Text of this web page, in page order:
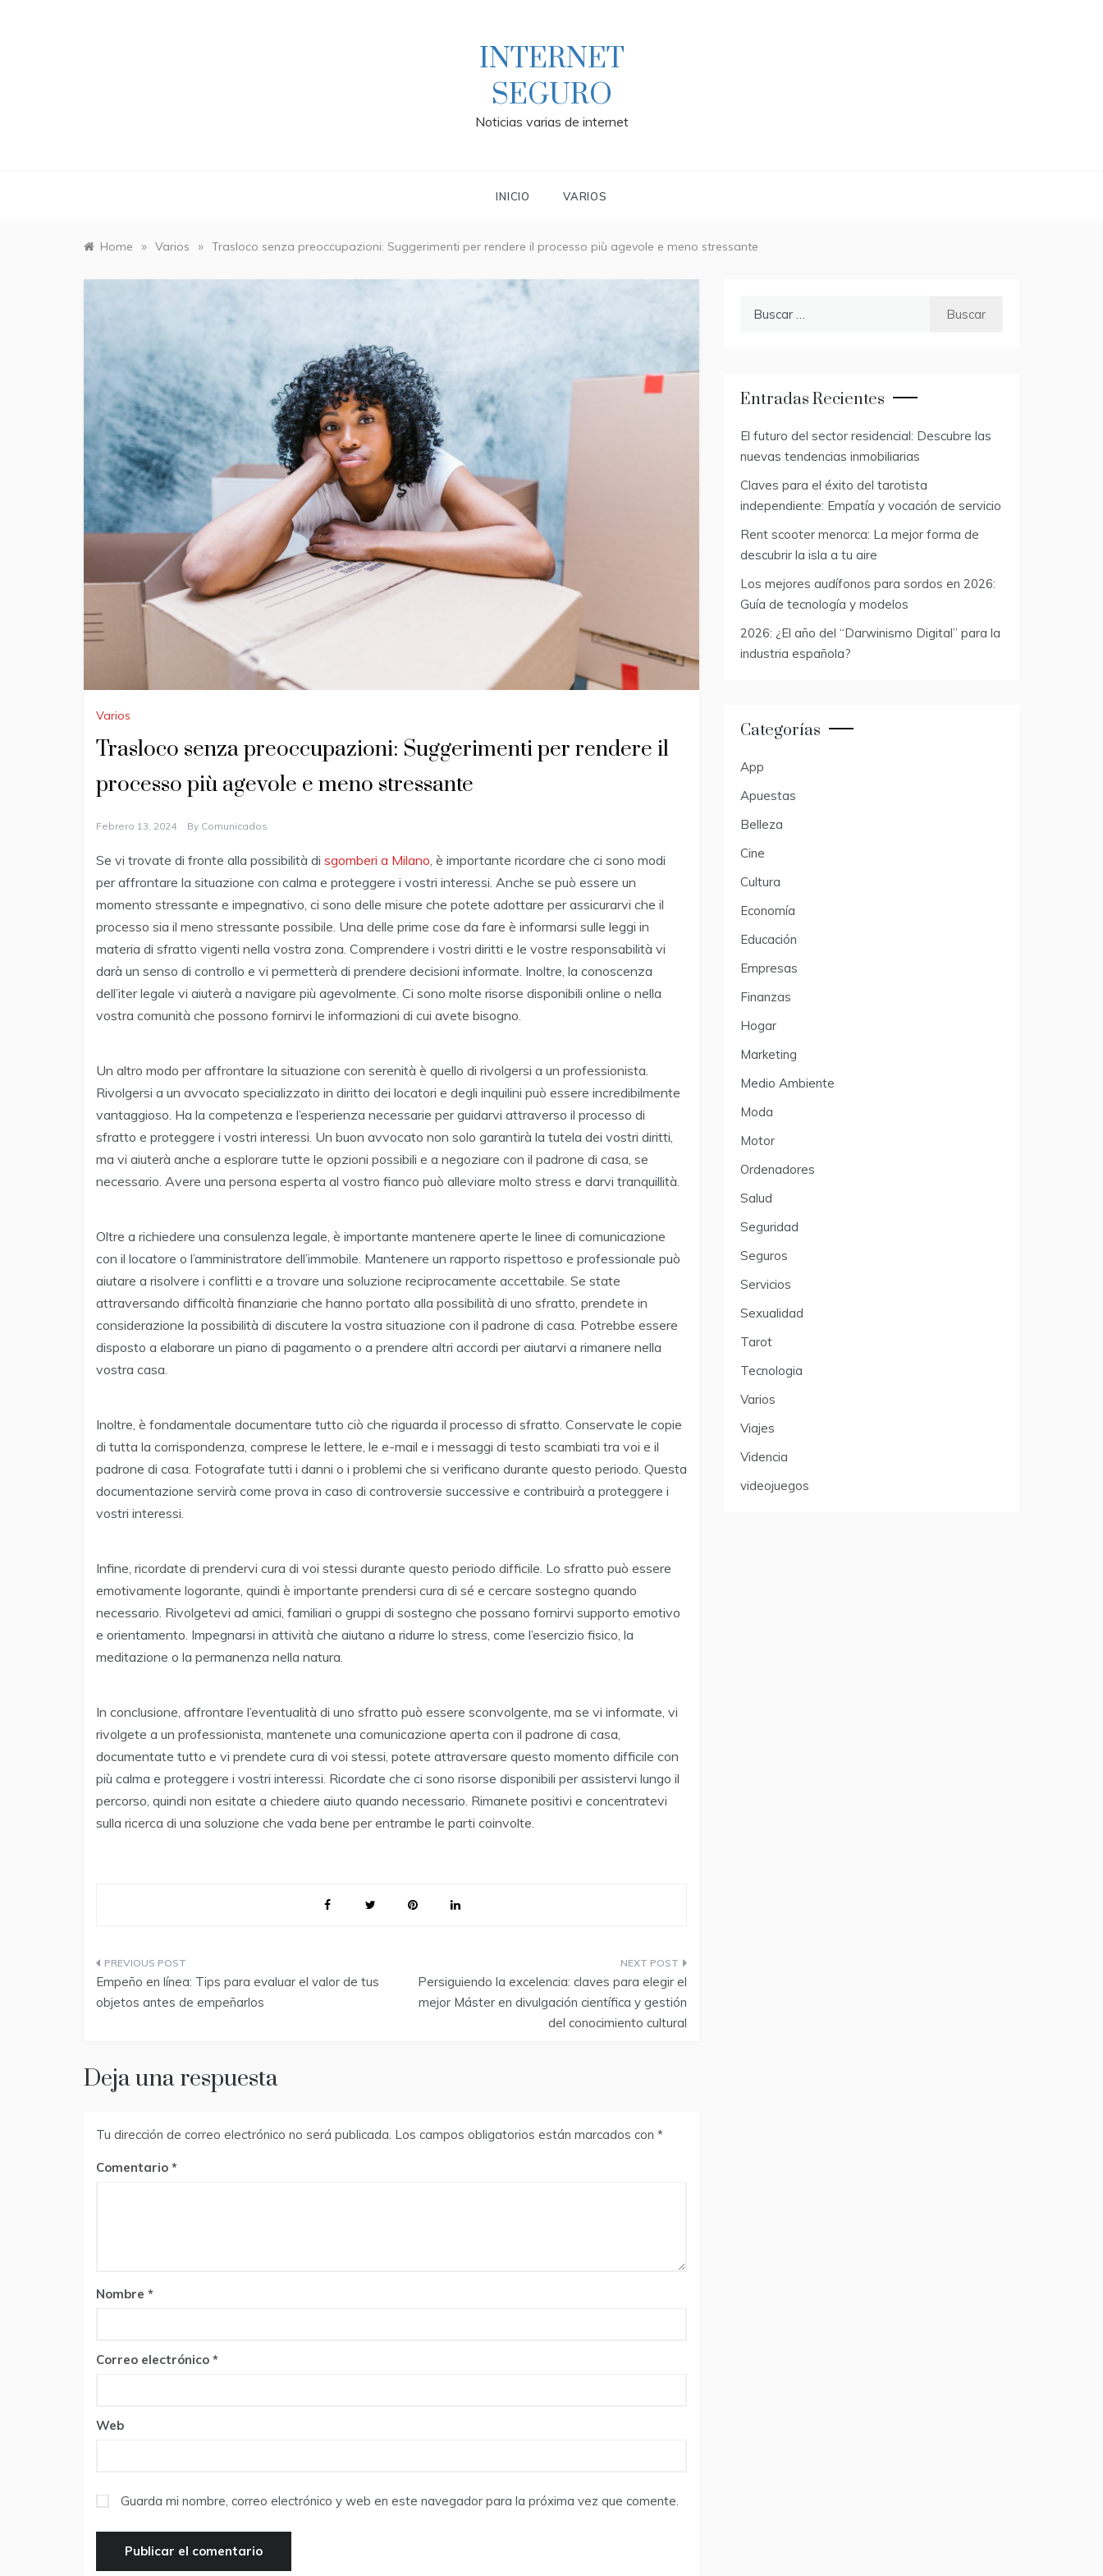
INTERNET
SEGURO
Noticias varias de internet
INICIO VARIOS
Home » Varios » Trasloco senza preoccupazioni: Suggerimenti per rendere il processo più agevole e meno stressante
Varios
Trasloco senza preoccupazioni: Suggerimenti per rendere il
processo più agevole e meno stressante
Febrero 13, 2024 By Comunicados
Se vi trovate di fronte alla possibilità di sgomberi a Milano, è importante ricordare che ci sono modi
per affrontare la situazione con calma e proteggere i vostri interessi. Anche se può essere un
momento stressante e impegnativo, ci sono delle misure che potete adottare per assicurarvi che il
processo sia il meno stressante possibile. Una delle prime cose da fare è informarsi sulle leggi in
materia di sfratto vigenti nella vostra zona. Comprendere i vostri diritti e le vostre responsabilità vi
darà un senso di controllo e vi permetterà di prendere decisioni informate. Inoltre, la conoscenza
dell’iter legale vi aiuterà a navigare più agevolmente. Ci sono molte risorse disponibili online o nella
vostra comunità che possono fornirvi le informazioni di cui avete bisogno.
Un altro modo per affrontare la situazione con serenità è quello di rivolgersi a un professionista.
Rivolgersi a un avvocato specializzato in diritto dei locatori e degli inquilini può essere incredibilmente
vantaggioso. Ha la competenza e l’esperienza necessarie per guidarvi attraverso il processo di
sfratto e proteggere i vostri interessi. Un buon avvocato non solo garantirà la tutela dei vostri diritti,
ma vi aiuterà anche a esplorare tutte le opzioni possibili e a negoziare con il padrone di casa, se
necessario. Avere una persona esperta al vostro fianco può alleviare molto stress e darvi tranquillità.
Oltre a richiedere una consulenza legale, è importante mantenere aperte le linee di comunicazione
con il locatore o l’amministratore dell’immobile. Mantenere un rapporto rispettoso e professionale può
aiutare a risolvere i conflitti e a trovare una soluzione reciprocamente accettabile. Se state
attraversando difficoltà finanziarie che hanno portato alla possibilità di uno sfratto, prendete in
considerazione la possibilità di discutere la vostra situazione con il padrone di casa. Potrebbe essere
disposto a elaborare un piano di pagamento o a prendere altri accordi per aiutarvi a rimanere nella
vostra casa.
Inoltre, è fondamentale documentare tutto ciò che riguarda il processo di sfratto. Conservate le copie
di tutta la corrispondenza, comprese le lettere, le e-mail e i messaggi di testo scambiati tra voi e il
padrone di casa. Fotografate tutti i danni o i problemi che si verificano durante questo periodo. Questa
documentazione servirà come prova in caso di controversie successive e contribuirà a proteggere i
vostri interessi.
Infine, ricordate di prendervi cura di voi stessi durante questo periodo difficile. Lo sfratto può essere
emotivamente logorante, quindi è importante prendersi cura di sé e cercare sostegno quando
necessario. Rivolgetevi ad amici, familiari o gruppi di sostegno che possano fornirvi supporto emotivo
e orientamento. Impegnarsi in attività che aiutano a ridurre lo stress, come l’esercizio fisico, la
meditazione o la permanenza nella natura.
In conclusione, affrontare l’eventualità di uno sfratto può essere sconvolgente, ma se vi informate, vi
rivolgete a un professionista, mantenete una comunicazione aperta con il padrone di casa,
documentate tutto e vi prendete cura di voi stessi, potete attraversare questo momento difficile con
più calma e proteggere i vostri interessi. Ricordate che ci sono risorse disponibili per assistervi lungo il
percorso, quindi non esitate a chiedere aiuto quando necessario. Rimanete positivi e concentratevi
sulla ricerca di una soluzione che vada bene per entrambe le parti coinvolte.
Navegación
de
Empeño en línea: Tips para evaluar el valor de tus
objetos antes de empeñarlos
Persiguiendo la excelencia: claves para elegir el
mejor Máster en divulgación científica y gestión
del conocimiento cultural
Deja una respuesta
Tu dirección de correo electrónico no será publicada. Los campos obligatorios están marcados con *
Comentario
Nombre *
Correo electrónico *
Web
Guarda mi nombre, correo electrónico y web en este navegador para la próxima vez que comente.
Entradas Recientes
El futuro del sector residencial: Descubre las
nuevas tendencias inmobiliarias
Claves para el éxito del tarotista
independiente: Empatía y vocación de servicio
Rent scooter menorca: La mejor forma de
descubrir la isla a tu aire
Los mejores audífonos para sordos en 2026:
Guía de tecnología y modelos
2026: ¿El año del “Darwinismo Digital” para la
industria española?
Categorías
App
Apuestas
Belleza
Cine
Cultura
Economía
Educación
Empresas
Finanzas
Hogar
Marketing
Medio Ambiente
Moda
Motor
Ordenadores
Salud
Seguridad
Seguros
Servicios
Sexualidad
Tarot
Tecnologia
Varios
Viajes
Videncia
videojuegos